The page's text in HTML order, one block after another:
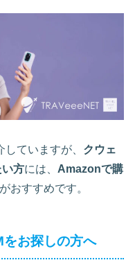
ていますが、 クウェ
方には、 Amazonで購
がおすすめです。
お探しの方へ